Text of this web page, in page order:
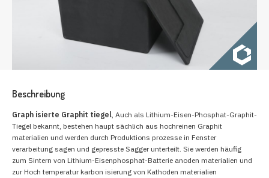
Beschreibung
Graph isierte Graphit tiegel, Auch als Lithium-Eisen-Phosphat-Graphit-
Tiegel bekannt, bestehen haupt sächlich aus hochreinen Graphit
materialien und werden durch Produktions prozesse in Fenster
verarbeitung sagen und gepresste Sagger unterteilt. Sie werden häufig
zum Sintern von Lithium-Eisenphosphat-Batterie anoden materialien und
zur Hoch temperatur karbon isierung von Kathoden materialien